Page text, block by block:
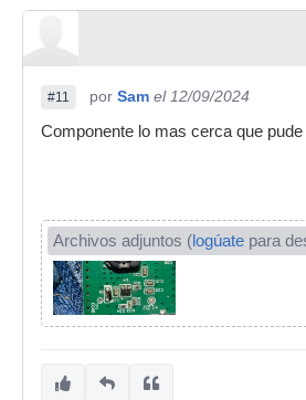
#11 por Sam el 12/09/2024
Componente lo mas cerca que
Archivos adjuntos (logúate para